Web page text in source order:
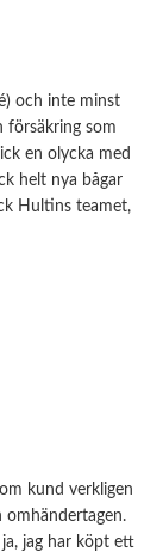
och inte minst
försäkring som
en olycka med
helt nya bågar
Hultins teamet,
kund verkligen
omhändertagen.
jag har köpt ett